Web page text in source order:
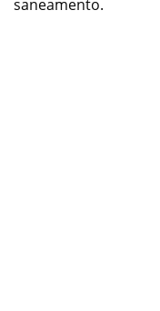
saneamento.